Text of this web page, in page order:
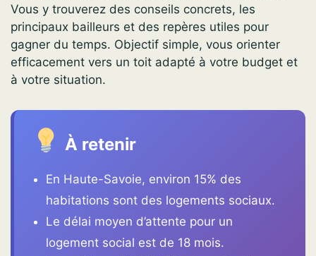
Vous y trouverez des conseils concrets, les
principaux bailleurs et des repères utiles pour
gagner du temps. Objectif simple, vous orienter
efficacement vers un toit adapté à votre budget et
à votre situation.
À retenir
En Haute-Savoie, environ 15% des
habitations sont des logements sociaux.
Le délai moyen d’attente pour un
logement social est de 18 mois.